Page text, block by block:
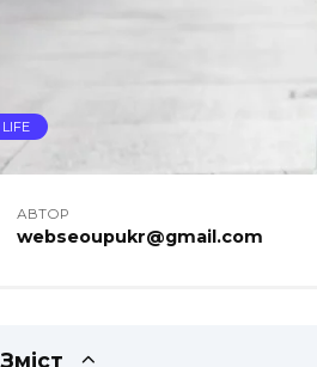
LIFE
АВТОР
webseoupukr@gmail.com
Зміст